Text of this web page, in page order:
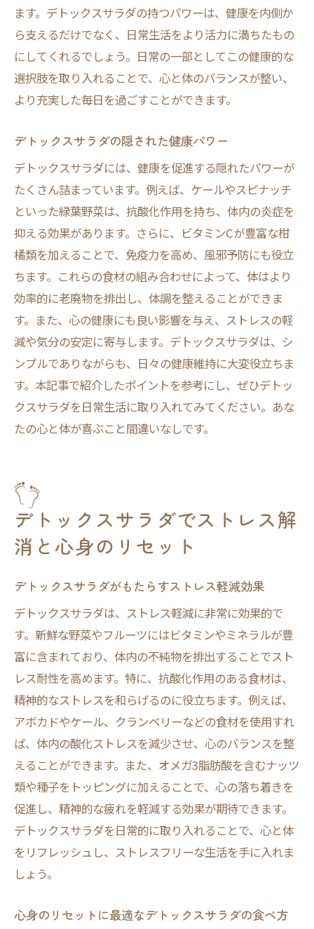
ます。デトックスサラダの持つパワーは、健康を内側か
ら支えるだけでなく、日常生活をより活力に満ちたもの
にしてくれるでしょう。日常の一部としてこの健康的な
選択肢を取り入れることで、心と体のバランスが整い、
より充実した毎日を過ごすことができます。
デトックスサラダの隠された健康パワー
デトックスサラダには、健康を促進する隠れたパワーが
たくさん詰まっています。例えば、ケールやスピナッチ
といった緑葉野菜は、抗酸化作用を持ち、体内の炎症を
抑える効果があります。さらに、ビタミンCが豊富な柑
橘類を加えることで、免疫力を高め、風邪予防にも役立
ちます。これらの食材の組み合わせによって、体はより
効率的に老廃物を排出し、体調を整えることができま
す。また、心の健康にも良い影響を与え、ストレスの軽
減や気分の安定に寄与します。デトックスサラダは、シ
ンプルでありながらも、日々の健康維持に大変役立ちま
す。本記事で紹介したポイントを参考にし、ぜひデトッ
クスサラダを日常生活に取り入れてみてください。あな
たの心と体が喜ぶこと間違いなしです。
デトックスサラダでストレス解
消と心身のリセット
デトックスサラダがもたらすストレス軽減効果
デトックスサラダは、ストレス軽減に非常に効果的で
す。新鮮な野菜やフルーツにはビタミンやミネラルが豊
富に含まれており、体内の不純物を排出することでスト
レス耐性を高めます。特に、抗酸化作用のある食材は、
精神的なストレスを和らげるのに役立ちます。例えば、
アボカドやケール、クランベリーなどの食材を使用すれ
ば、体内の酸化ストレスを減少させ、心のバランスを整
えることができます。また、オメガ3脂肪酸を含むナッツ
類や種子をトッピングに加えることで、心の落ち着きを
促進し、精神的な疲れを軽減する効果が期待できます。
デトックスサラダを日常的に取り入れることで、心と体
をリフレッシュし、ストレスフリーな生活を手に入れま
しょう。
心身のリセットに最適なデトックスサラダの食べ方